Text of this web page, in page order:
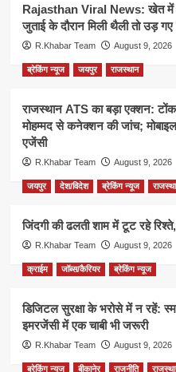
Rajasthan Viral News: खेत में
जुताई के दौरान मिली थैली तो उड़
R.Khabar Team August 9, 2026
ब्रेकिंग न्यूज जयपुर राजस्थान
राजस्थान ATS का बड़ा एक्शन:
मोहम्मद से कनेक्शन की जांच;
एजेंसी
R.Khabar Team August 9, 2026
जयपुर देश/विदेश ब्रेकिंग न्यूज
जिंदगी की ढलती शाम में टूट रहे
R.Khabar Team August 9, 2026
क्राईम जॉब्स/कैरियर ब्रेकिंग न्यूज
डिजिटल सुरक्षा के भरोसे में न रहें:
इमरजेंसी में एक चाबी भी जरूरी
R.Khabar Team August 9, 2026
ब्रेकिंग न्यूज बीकानेर राजनीति